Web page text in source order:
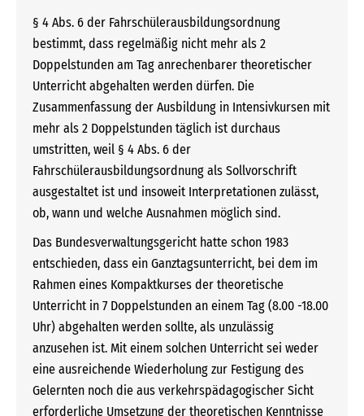
§ 4 Abs. 6 der Fahrschülerausbildungsordnung
bestimmt, dass regelmäßig nicht mehr als 2
Doppelstunden am Tag anrechenbarer theoretischer
Unterricht abgehalten werden dürfen. Die
Zusammenfassung der Ausbildung in Intensivkursen mit
mehr als 2 Doppelstunden täglich ist durchaus
umstritten, weil § 4 Abs. 6 der
Fahrschülerausbildungsordnung als Sollvorschrift
ausgestaltet ist und insoweit Interpretationen zulässt,
ob, wann und welche Ausnahmen möglich sind.
Das Bundesverwaltungsgericht hatte schon 1983
entschieden, dass ein Ganztagsunterricht, bei dem im
Rahmen eines Kompaktkurses der theoretische
Unterricht in 7 Doppelstunden an einem Tag (8.00 -18.00
Uhr) abgehalten werden sollte, als unzulässig
anzusehen ist. Mit einem solchen Unterricht sei weder
eine ausreichende Wiederholung zur Festigung des
Gelernten noch die aus verkehrspädagogischer Sicht
erforderliche Umsetzung der theoretischen Kenntnisse